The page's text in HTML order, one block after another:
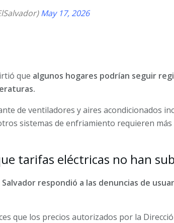
May 17, 2026
que algunos hogares podrían seguir
de ventiladores y aires acondicionados
sistemas de enfriamiento requieren
tarifas eléctricas no han
Salvador respondió a las denuncias de
que los precios autorizados por la